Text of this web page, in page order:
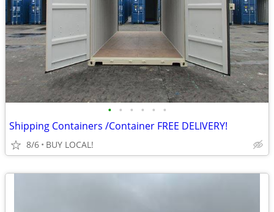
• • • • • •
Shipping Containers /Container FREE DELIVERY!
8/6 BUY LOCAL!